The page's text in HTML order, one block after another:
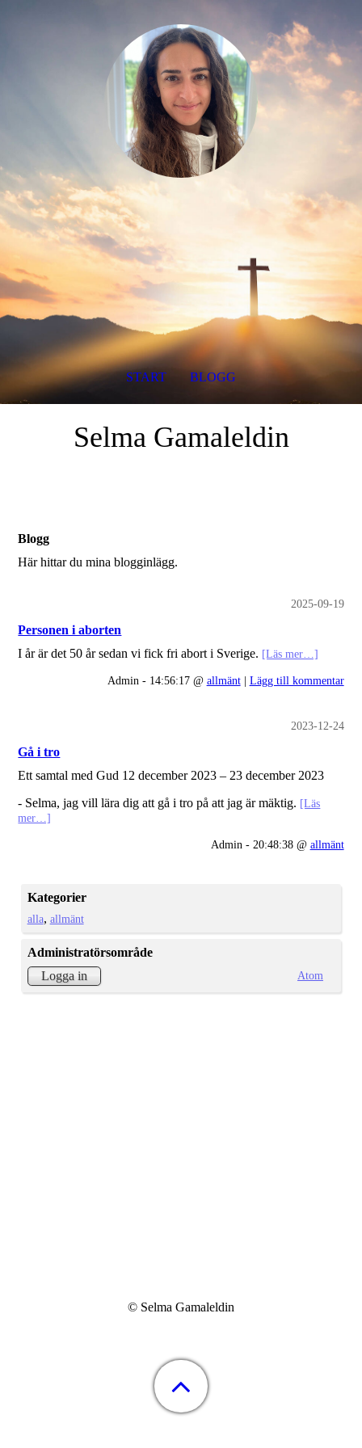
Selma Gamaleldin
Blogg
Här hittar du mina blogginlägg.
2025-09-19
Personen i aborten
I år är det 50 år sedan vi fick fri abort i Sverige. [Läs mer…]
Admin - 14:56:17 @ allmänt| Lägg till kommentar
2023-12-24
Gå i tro
Ett samtal med Gud 12 december 2023 – 23 december 2023
- Selma, jag vill lära dig att gå i tro på att jag är mäktig. [Läs
mer…]
Admin - 20:48:38 @ allmänt
Kategorier
alla allmänt
Administratörsområde
Logga in
Atom
© Selma Gamaleldin
START BLOGG